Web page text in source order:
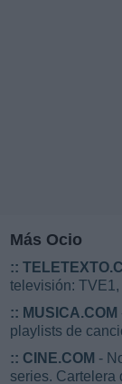
Más Ocio
::
televisión: TVE1,
:: MUSICA.COM
playlists de
:: CINE.COM -
series. Cartelera